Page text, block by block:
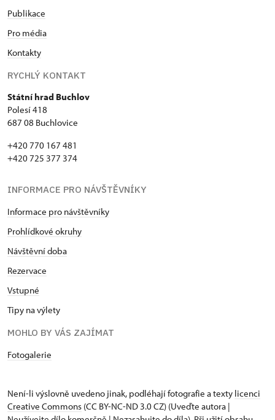
Publikace
Pro média
Kontakty
RYCHLÝ KONTAKT
Státní hrad Buchlov
Polesí 418
687 08 Buchlovice
+420 770 167 481
+420 725 377 374
INFORMACE PRO NÁVŠTĚVNÍKY
Informace pro návštěvníky
Prohlídkové okruhy
Návštěvní doba
Rezervace
Vstupné
Tipy na výlety
MOHLO BY VÁS ZAJÍMAT
Fotogalerie
Není-li výslovně uvedeno jinak, podléhají fotografie a texty licenci
Creative Commons (CC BY-NC-ND 3.0 CZ) (Uveďte autora |